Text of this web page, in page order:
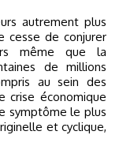
autrement plus
cesse de conjurer
même que la
de millions
au sein des
crise économique
symptôme le plus
et cyclique,